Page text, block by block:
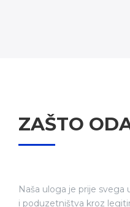
ZAŠTO
Naša uloga je prije svega
i poduzetništva kroz